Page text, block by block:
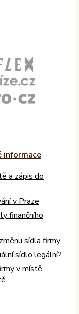
informace
a zápis do
v Praze
finančního
sídla firmy
sídlo legální?
v místě